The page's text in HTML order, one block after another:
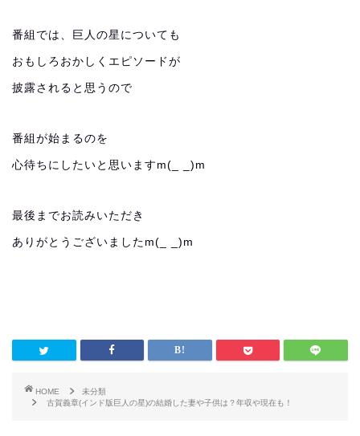
番組では、巨人の星についても
おもしろおかしくエピソードが
披露されると思うので
番組が始まるのを
心待ちにしたいと思いますm(_ _)m
最後までお読みいただき
ありがとうございましたm(_ _)m
HOME
未分類
古賀義章(インド版巨人の星)の結婚した妻や子供は？年収や現在も！